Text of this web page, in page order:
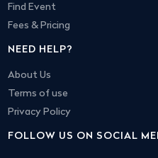
Find Event
Fees & Pricing
NEED HELP?
About Us
Terms of use
Privacy Policy
FOLLOW US ON SOCIAL